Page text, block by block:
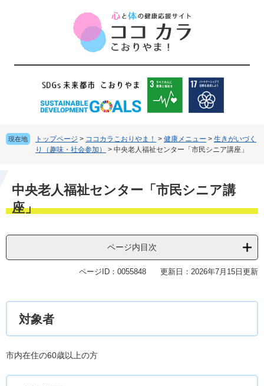
へ現在地 トップページ > ココカラこおりやま！ > 健康メニュー > 生きがいづく
り（趣味・社会参加）
> 中央老人福祉センター「市民シニア講座」
文中央老人福祉センター「市民シニア講
座」
ページ内目次
ページID：0055848 更新日：2026年7月15日更新
対象者
市内在住の60歳以上の方